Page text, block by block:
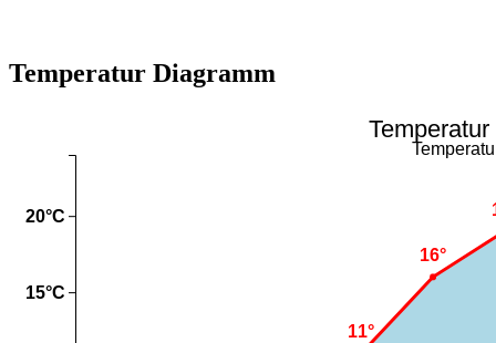
Temperatur Diagramm